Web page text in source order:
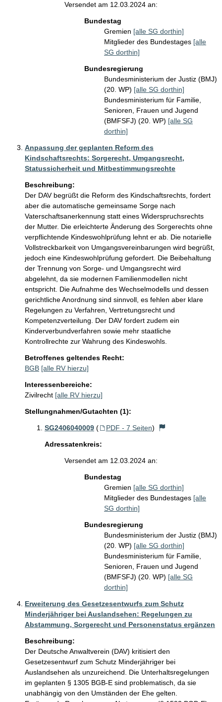
Versendet am 12.03.2024 an:
Bundestag
Gremien [alle SG dorthin]
Mitglieder des Bundestages [alle
SG dorthin]
Bundesregierung
Bundesministerium der Justiz (BMJ)
(20. WP) [alle SG dorthin]
Bundesministerium für Familie,
Senioren, Frauen und Jugend
(BMFSFJ) (20. WP) [alle SG
dorthin]
Anpassung der geplanten Reform des
Kindschaftsrechts: Sorgerecht, Umgangsrecht,
Statussicherheit und Mitbestimmungsrechte
Beschreibung:
Der DAV begrüßt die Reform des Kindschaftsrechts, fordert
aber die automatische gemeinsame Sorge nach
Vaterschaftsanerkennung statt eines Widerspruchsrechts
der Mutter. Die erleichterte Änderung des Sorgerechts ohne
verpflichtende Kindeswohlprüfung lehnt er ab. Die notarielle
Vollstreckbarkeit von Umgangsvereinbarungen wird begrüßt,
jedoch eine Kindeswohlprüfung gefordert. Die Beibehaltung
der Trennung von Sorge- und Umgangsrecht wird
abgelehnt, da sie modernen Familienmodellen nicht
entspricht. Die Aufnahme des Wechselmodells und dessen
gerichtliche Anordnung sind sinnvoll, es fehlen aber klare
Regelungen zu Verfahren, Vertretungsrecht und
Kompetenzverteilung. Der DAV fordert zudem ein
Kinderverbundverfahren sowie mehr staatliche
Kontrollrechte zur Wahrung des Kindeswohls.
Betroffenes geltendes Recht:
BGB [alle RV hierzu]
Interessenbereiche:
Zivilrecht [alle RV hierzu]
Stellungnahmen/Gutachten (1):
SG2406040009 ( PDF - 7 Seiten)
Adressatenkreis:
Versendet am 12.03.2024 an:
Bundestag
Gremien [alle SG dorthin]
Mitglieder des Bundestages [alle
SG dorthin]
Bundesregierung
Bundesministerium der Justiz (BMJ)
(20. WP) [alle SG dorthin]
Bundesministerium für Familie,
Senioren, Frauen und Jugend
(BMFSFJ) (20. WP) [alle SG
dorthin]
Erweiterung des Gesetzesentwurfs zum Schutz
Minderjähriger bei Auslandsehen: Regelungen zu
Abstammung, Sorgerecht und Personenstatus ergänzen
Beschreibung:
Der Deutsche Anwaltverein (DAV) kritisiert den
Gesetzesentwurf zum Schutz Minderjähriger bei
Auslandsehen als unzureichend. Die Unterhaltsregelungen
im geplanten § 1305 BGB-E sind problematisch, da sie
unabhängig von den Umständen der Ehe gelten.